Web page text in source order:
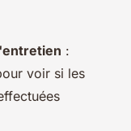
:
voir si les